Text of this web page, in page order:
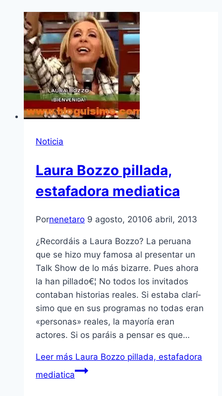
Noticia
Laura Bozzo pillada,
estafadora mediatica
Pornenetaro 9 agosto, 20106 abril, 2013
¿Recordáis a Laura Bozzo? La peruana
que se hizo muy famosa al presentar un
Talk Show de lo más bizarre. Pues ahora
la han pillado€¦ No todos los invitados
contaban historias reales. Si estaba clarí­
simo que en sus programas no todas eran
«personas» reales, la mayorí­a eran
actores. Si os paráis a pensar es que…
Leer más Laura Bozzo pillada, estafadora
mediatica